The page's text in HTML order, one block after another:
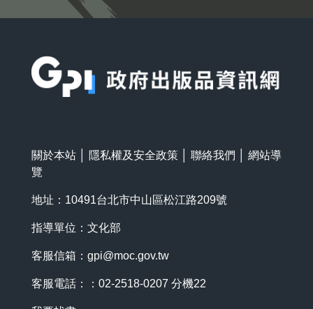
關於本站 隱私權及安全政策 聯絡我們
網站導
覽
地址：10491台北市中山區松江路209號
指導單位：文化部
客服信箱： gpi@moc.gov.tw
客服電話：：02-2518-0207 分機22